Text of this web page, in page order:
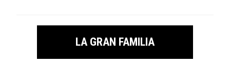
LA GRAN FAMILIA